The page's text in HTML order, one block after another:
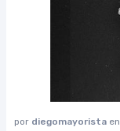
por diegomayorista en